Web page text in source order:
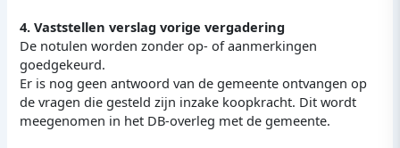
4. Vaststellen verslag vorige vergadering
De notulen worden zonder op- of aanmerkingen
goedgekeurd.
Er is nog geen antwoord van de gemeente ontvangen op
de vragen die gesteld zijn inzake koopkracht. Dit wordt
meegenomen in het DB-overleg met de gemeente.